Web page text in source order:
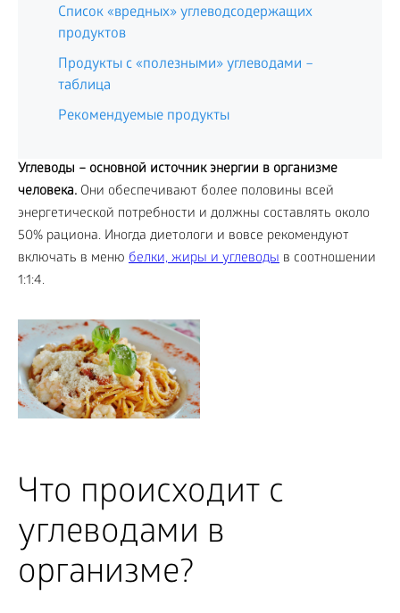
Список «вредных» углеводсодержащих
продуктов
Продукты с «полезными» углеводами –
таблица
Рекомендуемые продукты
Углеводы – основной источник энергии в организме
человека. Они обеспечивают более половины всей
энергетической потребности и должны составлять около
50% рациона. Иногда диетологи и вовсе рекомендуют
включать в меню белки, жиры и углеводы в соотношении
1:1:4.
Что происходит с
углеводами в
организме?